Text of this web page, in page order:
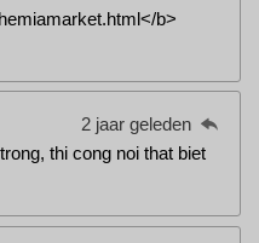
b>
2 jaar geleden
thi cong noi that biet